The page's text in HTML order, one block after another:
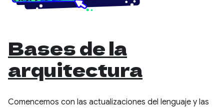
Bases de la
arquitectura
Comencemos con las actualizaciones del lenguaje y las